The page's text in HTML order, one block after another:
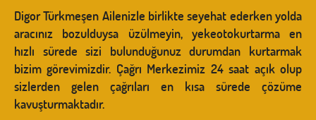
Digor Türkmeşen Ailenizle birlikte seyehat ederken yolda
aracınız bozulduysa üzülmeyin, yekeotokurtarma en
hızlı sürede sizi bulunduğunuz durumdan kurtarmak
bizim görevimizdir. Çağrı Merkezimiz 24 saat açık olup
sizlerden gelen çağrıları en kısa sürede çözüme
kavuşturmaktadır.